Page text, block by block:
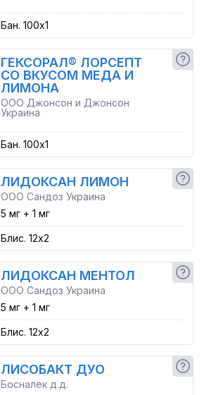
Бан. 100x1
ГЕКСОРАЛ® ЛОРСЕПТ
СО ВКУСОМ МЕДА И
ЛИМОНА
ООО Джонсон и Джонсон
Украина
Бан. 100x1
ЛИДОКСАН ЛИМОН
ООО Сандоз Украина
5 мг + 1 мг
Блис. 12x2
ЛИДОКСАН МЕНТОЛ
ООО Сандоз Украина
5 мг + 1 мг
Блис. 12x2
ЛИСОБАКТ ДУО
Босналек д.д.